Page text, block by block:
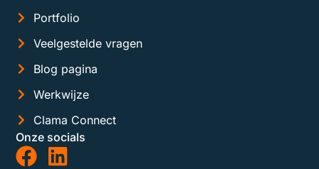
Portfolio
Veelgestelde vragen
Blog pagina
Werkwijze
Clama Connect
Onze socials